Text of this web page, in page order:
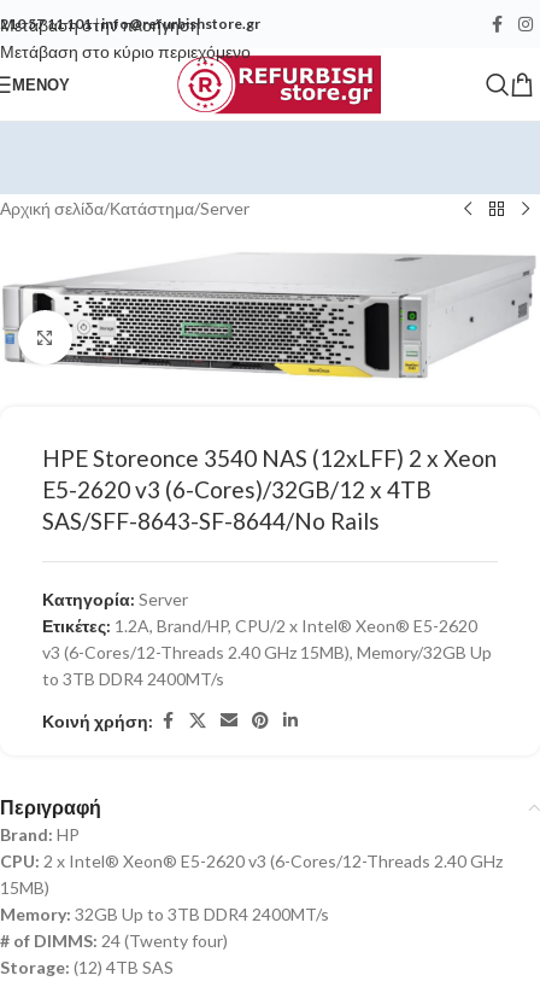
Μετάβαση στην πλοήγηση
Μετάβαση στο κύριο περιεχόμενο
210 57 11 101|info@refurbishstore.gr
ΜΕΝΟΎ
Αρχική σελίδα/Κατάστημα/Server
Κάντε κλικ για μεγέθυνση
HPE Storeonce 3540 NAS (12xLFF) 2 x Xeon
E5-2620 v3 (6-Cores)/32GB/12 x 4TB
SAS/SFF-8643-SF-8644/No Rails
Κατηγορία: Server
Ετικέτες: 1.2A, Brand/HP, CPU/2 x Intel® Xeon® E5-2620
v3 (6-Cores/12-Threads 2.40 GHz 15MB), Memory/32GB Up
to 3TB DDR4 2400MT/s
Κοινή χρήση:
Περιγραφή
Brand: HP
CPU: 2 x Intel® Xeon® E5-2620 v3 (6-Cores/12-Threads 2.40 GHz
15MB)
Memory: 32GB Up to 3TB DDR4 2400MT/s
# of DIMMS: 24 (Twenty four)
Storage: (12) 4TB SAS